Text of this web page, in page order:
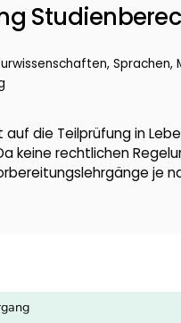
Sprachen,
die Teilprüfung in
keine rechtlichen
je